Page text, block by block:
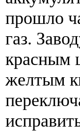
прошло
газ.
красным
желтым